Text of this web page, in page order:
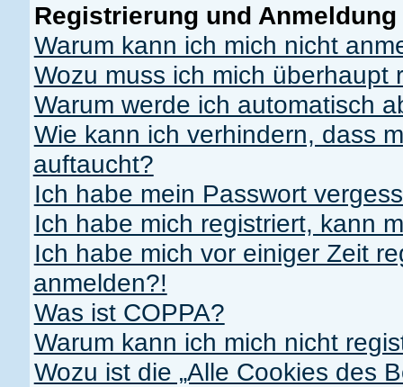
Registrierung und Anmeldung
Warum kann ich mich nicht
Wozu muss ich mich überhaupt
Warum werde ich automatisch
Wie kann ich verhindern, dass
auftaucht?
Ich habe mein Passwort
Ich habe mich registriert, kann
Ich habe mich vor einiger Zeit
anmelden?!
Was ist COPPA?
Warum kann ich mich nicht
Wozu ist die „Alle Cookies des